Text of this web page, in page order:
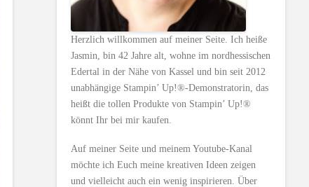
Herzlich willkommen auf meiner Seite. Ich heiße
Jasmin, bin 42 Jahre alt, wohne im nordhessischen
Edertal in der Nähe von Kassel und bin seit 2012
unabhängige Stampin’ Up!®-Demonstratorin, das
heißt die tollen Produkte von Stampin’ Up!®
könnt Ihr bei mir kaufen.
Auf meiner Seite und meinem Youtube-Kanal
möchte ich Euch meine kreativen Ideen zeigen
und vielleicht auch ein wenig inspirieren. Über